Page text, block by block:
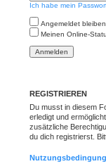
Ich habe mein
Angemeldet bleiben
Meinen Online-
REGISTRIEREN
Du musst in diesem
erledigt und
zusätzliche
du dich registrierst.